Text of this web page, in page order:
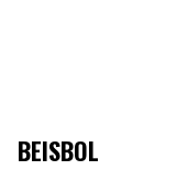
BEISBOL